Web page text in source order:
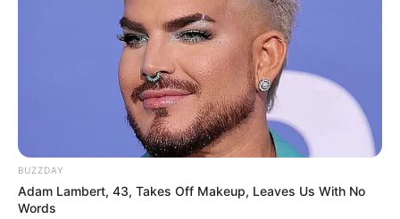
BUZZDAY
Adam Lambert, 43, Takes Off Makeup, Leaves Us With No
Words